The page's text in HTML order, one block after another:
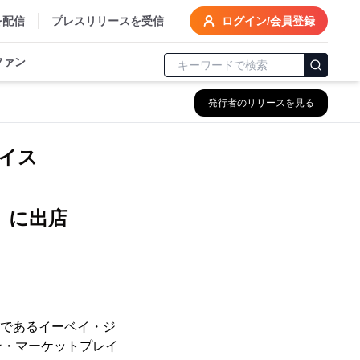
配信 プレスリリースを受信 ログイン/会員登録
ァン
発行者のリリースを見る
ス
に出店
あるイーベイ・ジ
マーケットプレイ